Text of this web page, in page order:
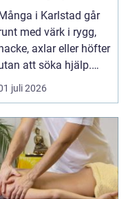
i Karlstad går
med värk i rygg,
axlar eller höfter
att söka hjälp.
Andra har ...
juli 2026